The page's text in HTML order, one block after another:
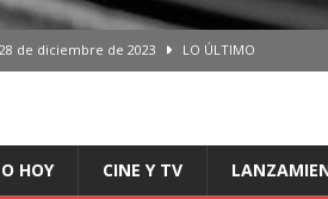
de diciembre de 2023 LO ÚLTIMO
HOY CINE Y TV